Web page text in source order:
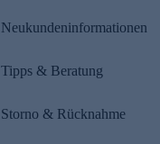
Neukundeninformationen
Tipps & Beratung
Storno & Rücknahme